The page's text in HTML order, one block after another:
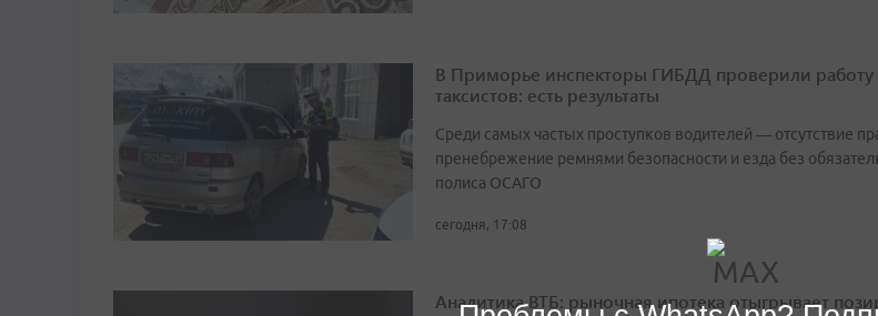
В Приморье инспекторы ГИБДД проверили работу
таксистов: есть результаты
Среди самых частых проступков водителей — отсутствие
пренебрежение ремнями безопасности и езда без
полиса ОСАГО
сегодня, 17:08
Аналитика ВТБ: рыночная ипотека отыгрывает